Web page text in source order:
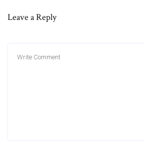
Leave a Reply